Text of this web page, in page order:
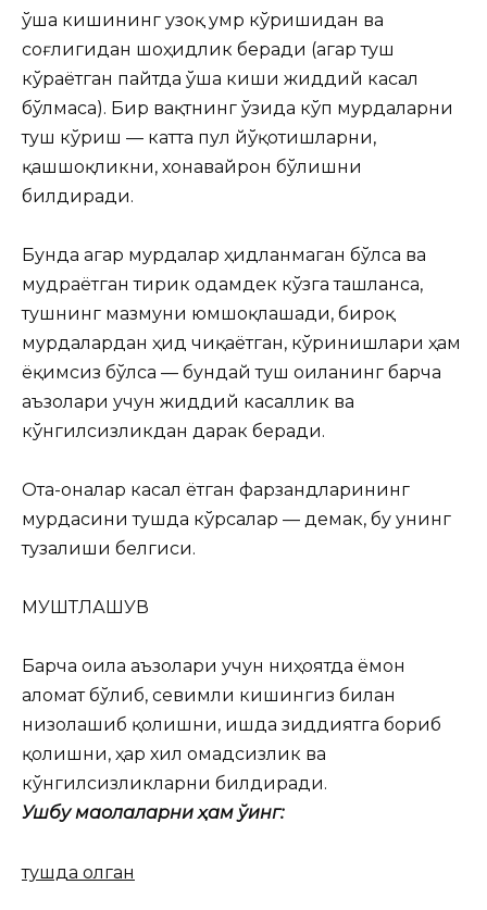
ўша кишининг узоқ умр кўришидан ва
соғлигидан шоҳидлик беради (агар туш
кўраётган пайтда ўша киши жиддий касал
бўлмаса). Бир вақтнинг ўзида кўп мурдаларни
туш кўриш — катта пул йўқотишларни,
қашшоқликни, хонавайрон бўлишни
билдиради.
Бунда агар мурдалар ҳидланмаган бўлса ва
мудраётган тирик одамдек кўзга ташланса,
тушнинг мазмуни юмшоқлашади, бироқ
мурдалардан ҳид чиқаётган, кўринишлари ҳам
ёқимсиз бўлса — бундай туш оиланинг барча
аъзолари учун жиддий касаллик ва
кўнгилсизликдан дарак беради.
Ота-оналар касал ётган фарзандларининг
мурдасини тушда кўрсалар — демак, бу унинг
тузалиши белгиси.
МУШТЛАШУВ
Барча оила аъзолари учун ниҳоятда ёмон
аломат бўлиб, севимли кишингиз билан
низолашиб қолишни, ишда зиддиятга бориб
қолишни, ҳар хил омадсизлик ва
кўнгилсизликларни билдиради.
Ушбу мақолаларни ҳам ўқинг:
тушда олган